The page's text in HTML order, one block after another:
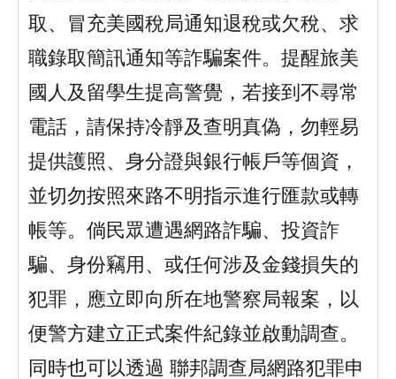
取、冒充美國稅局通知退稅或欠稅、求
職錄取簡訊通知等詐騙案件。提醒旅美
國人及留學生提高警覺，若接到不尋常
電話，請保持冷靜及查明真偽，勿輕易
提供護照、身分證與銀行帳戶等個資，
並切勿按照來路不明指示進行匯款或轉
帳等。倘民眾遭遇網路詐騙、投資詐
騙、身份竊用、或任何涉及金錢損失的
犯罪，應立即向所在地警察局報案，以
便警方建立正式案件紀錄並啟動調查。
同時也可以透過 聯邦調查局網路犯罪申